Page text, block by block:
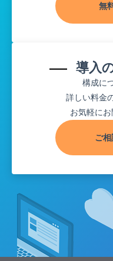
無
導入
構成に
詳しい料金
お気軽にお
ご